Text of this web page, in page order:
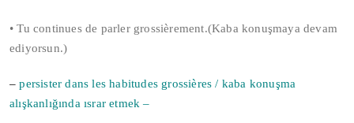
• Tu continues de parler grossièrement.(Kaba konuşmaya devam
ediyorsun.)
–persister dans les habitudes grossières / kaba konuşma
alışkanlığında ısrar etmek –